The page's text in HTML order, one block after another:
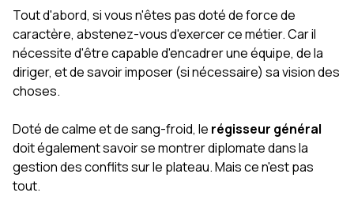
Tout d'abord, si vous n'êtes pas doté de force de
caractère, abstenez-vous d'exercer ce métier. Car il
nécessite d'être capable d'encadrer une équipe, de la
diriger, et de savoir imposer (si nécessaire) sa vision des
choses.
Doté de calme et de sang-froid, le régisseur général
doit également savoir se montrer diplomate dans la
gestion des conflits sur le plateau. Mais ce n'est pas
tout.